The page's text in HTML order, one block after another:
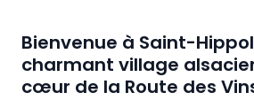
Bienvenue à Saint-
charmant village
cœur de la Route des